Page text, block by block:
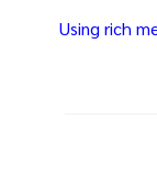
Using rich